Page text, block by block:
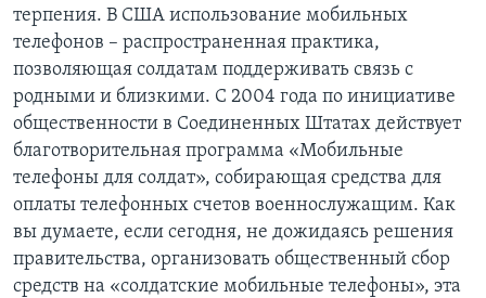
терпения. В США использование мобильных
телефонов – распространенная практика,
позволяющая солдатам поддерживать связь с
родными и близкими. С 2004 года по инициативе
общественности в Соединенных Штатах действует
благотворительная программа «Мобильные
телефоны для солдат», собирающая средства для
оплаты телефонных счетов военнослужащим. Как
вы думаете, если сегодня, не дожидаясь решения
правительства, организовать общественный сбор
средств на «солдатские мобильные телефоны», эта